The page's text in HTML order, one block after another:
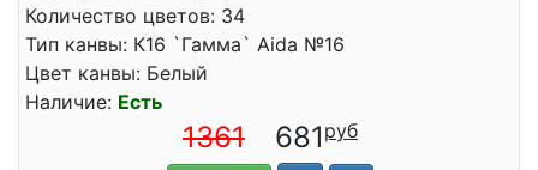
Количество цветов: 34
Тип канвы: К16 `Гамма` Aida №16
Цвет канвы: Белый
Наличие: Есть
1361 681